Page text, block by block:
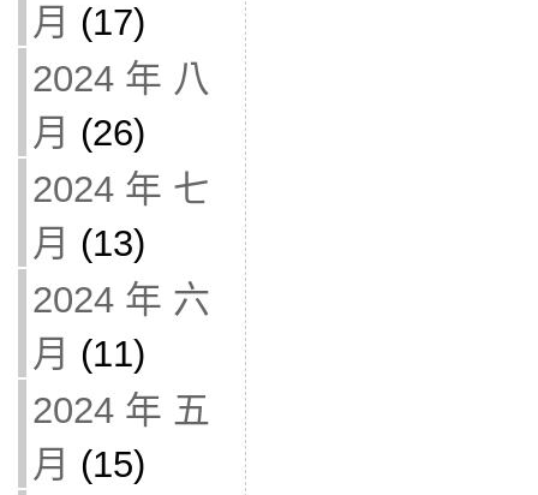
月 (17)
2024 年 八
月 (26)
2024 年 七
月 (13)
2024 年 六
月 (11)
2024 年 五
月 (15)